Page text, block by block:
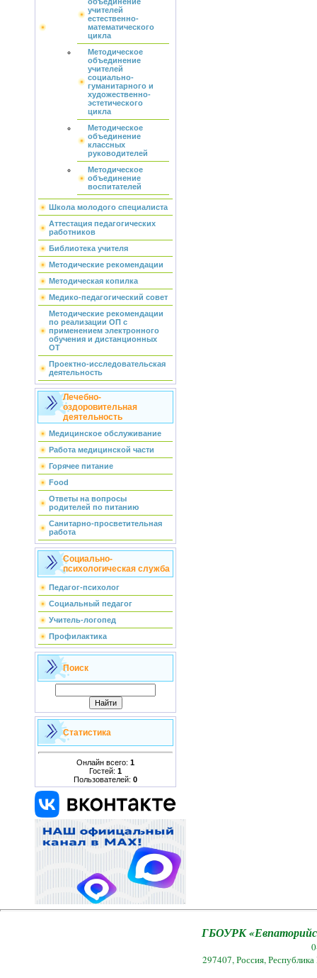
учителей
естественно-
математического
цикла
Методическое
объединение
учителей
социально-
гуманитарного и
художественно-
эстетического
цикла
Методическое
объединение
классных
руководителей
Методическое
объединение
воспитателей
Школа молодого специалиста
Аттестация педагогических
работников
Библиотека учителя
Методические рекомендации
Методическая копилка
Медико-педагогический совет
Методические рекомендации
по реализации ОП с
применением электронного
обучения и дистанционных
ОТ
Проектно-исследовательская
деятельность
Лечебно-
оздоровительная
деятельность
Медицинское обслуживание
Работа медицинской части
Горячее питание
Food
Ответы на вопросы
родителей по питанию
Санитарно-просветительная
работа
Социально-
психологическая служба
Педагог-психолог
Социальный педагог
Учитель-логопед
Профилактика
Поиск
Статистика
Онлайн всего: 1
Гостей: 1
Пользователей: 0
ГБОУРК
297407, Россия,